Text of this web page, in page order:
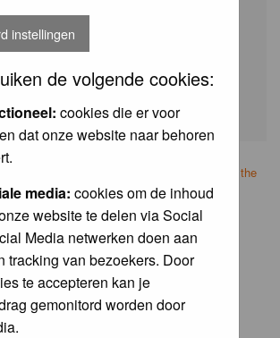
instellingen
de volgende cookies:
cookies die er voor
dat onze website naar behoren
media: cookies om de inhoud
website te delen via Social
Media netwerken doen aan
tracking van bezoekers. Door
te accepteren kan je
gemonitord worden door
search on the
username if you have one):